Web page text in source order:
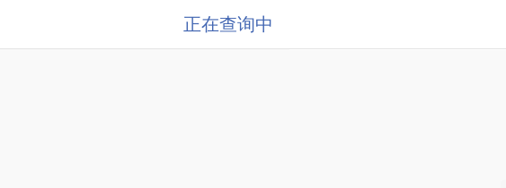
正在查询中